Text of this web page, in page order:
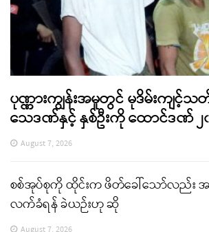
ပုဏ္ဏားကျွန်းအမှုတွင် မုဒိမ်းကျ
သေဒဏ်နှင့် နှစ်ဦးကို ထောင်ဒဏ် ၂
August 7, 2026
စစ်အုပ်စုကို ထိုင်းက ဖိတ်ခေါ်သော်လည်း
လက်ခံရန် ခဲယဉ်းဟု ဆို